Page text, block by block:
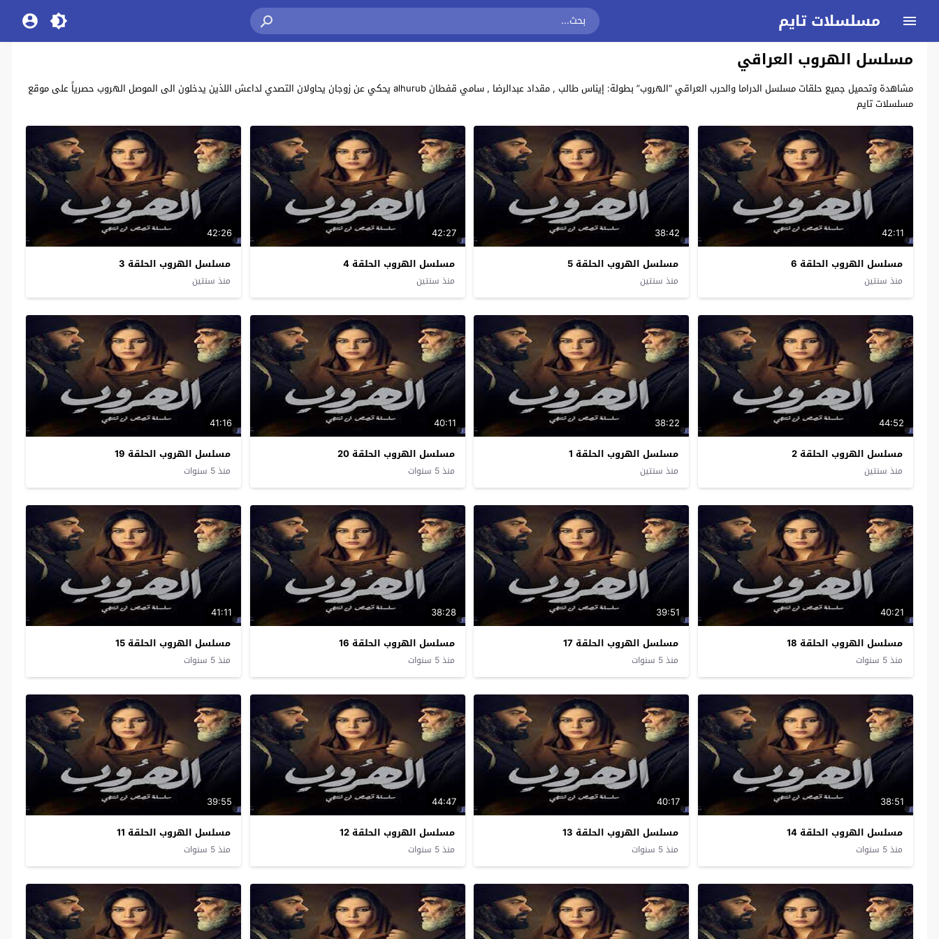
مسلسلات تايم
مسلسل الهروب العراقي
مشاهدة وتحميل جميع حلقات مسلسل الدراما والحرب العراقي “الهروب” بطولة: إيناس طالب , مقداد عبدالرضا , سامي قفطان alhurub يحكي عن زوجان يحاولان التصدي لداعش اللذين يدخلون الى الموصل الهروب حصرياً على موقع
مسلسلات تايم
42:11
مسلسل الهروب الحلقة 6
منذ سنتين
38:42
مسلسل الهروب الحلقة 5
منذ سنتين
42:27
مسلسل الهروب الحلقة 4
منذ سنتين
42:26
مسلسل الهروب الحلقة 3
منذ سنتين
44:52
مسلسل الهروب الحلقة 2
منذ سنتين
38:22
مسلسل الهروب الحلقة 1
منذ سنتين
40:11
مسلسل الهروب الحلقة 20
منذ 5 سنوات
41:16
مسلسل الهروب الحلقة 19
منذ 5 سنوات
40:21
مسلسل الهروب الحلقة 18
منذ 5 سنوات
39:51
مسلسل الهروب الحلقة 17
منذ 5 سنوات
38:28
مسلسل الهروب الحلقة 16
منذ 5 سنوات
41:11
مسلسل الهروب الحلقة 15
منذ 5 سنوات
38:51
مسلسل الهروب الحلقة 14
منذ 5 سنوات
40:17
مسلسل الهروب الحلقة 13
منذ 5 سنوات
44:47
مسلسل الهروب الحلقة 12
منذ 5 سنوات
39:55
مسلسل الهروب الحلقة 11
منذ 5 سنوات